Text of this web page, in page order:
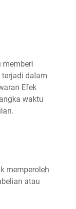
memberi
dalam
Efek
waktu
memperoleh
atau